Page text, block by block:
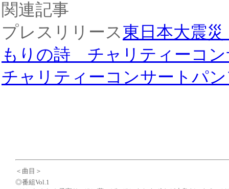
関連記事
プレスリリース東日本大震
もりの詩 チャリティーコン
チャリティーコンサートパ
＜曲目＞
◎番組Vol.1